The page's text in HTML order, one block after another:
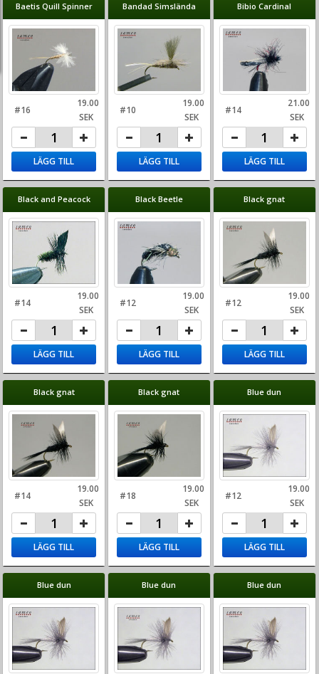
Baetis Quill Spinner
#16
19.00
SEK
LÄGG TILL
Bandad Simslända
#10
19.00
SEK
LÄGG TILL
Bibio Cardinal
#14
21.00
SEK
LÄGG TILL
Black and Peacock
#14
19.00
SEK
LÄGG TILL
Black Beetle
#12
19.00
SEK
LÄGG TILL
Black gnat
#12
19.00
SEK
LÄGG TILL
Black gnat
#14
19.00
SEK
LÄGG TILL
Black gnat
#18
19.00
SEK
LÄGG TILL
Blue dun
#12
19.00
SEK
LÄGG TILL
Blue dun Blue dun Blue dun